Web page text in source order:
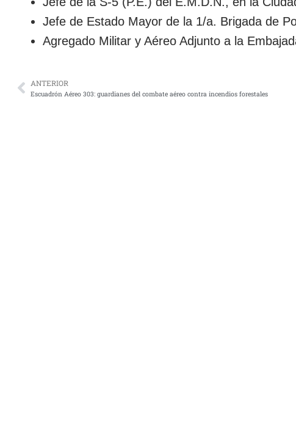
Jefe de Estado Mayor de la 1/a. Brigada de
Agregado Militar y Aéreo Adjunto a la
ANTERIOR
Escuadrón Aéreo 303: guardianes del combate aéreo contra incendios forestales